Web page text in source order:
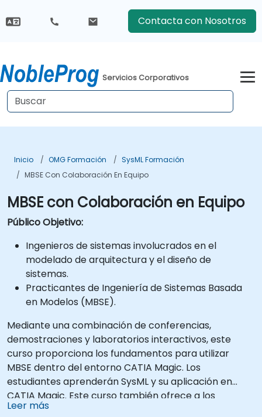
Contacta con Nosotros
Servicios Corporativos
Inicio OMG Formación
SysML Formación
MBSE Con Colaboración En Equipo
MBSE con Colaboración en Equipo
Público Objetivo:
Ingenieros de sistemas involucrados en el
modelado de arquitectura y el diseño de
sistemas.
Practicantes de Ingeniería de Sistemas Basada
en Modelos (MBSE).
Mediante una combinación de conferencias,
demostraciones y laboratorios interactivos, este
curso proporciona los fundamentos para utilizar
MBSE dentro del entorno CATIA Magic. Los
estudiantes aprenderán SysML y su aplicación en
CATIA Magic. Este curso también ofrece a los
estudiantes las mejores prácticas para extender el
Leer más